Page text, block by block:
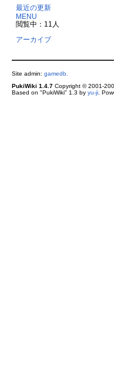
最近の更新
MENU
閲覧中：11人
アーカイブ
Site admin: gamedb.
PukiWiki 1.4.7Copyright © 2001-
Based on "PukiWiki" 1.3 by yu-ji.